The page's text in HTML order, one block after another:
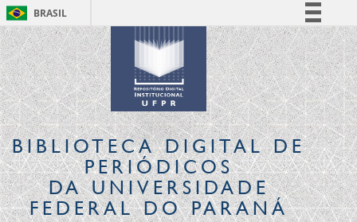
BRASIL
Simplifique!
Comunica BR
Participe
Acesso à informação
Legislação
Canais
BIBLIOTECA DIGITALDE
PERIÓDICOS
DA UNIVERSIDADE
FEDERAL DO PARANÁ